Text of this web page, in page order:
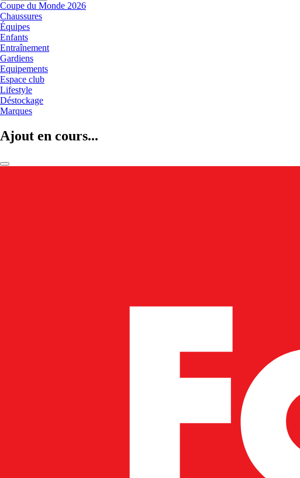
Coupe du Monde 2026
Chaussures
Équipes
Enfants
Entraînement
Gardiens
Equipements
Espace club
Lifestyle
Déstockage
Marques
Ajout en cours...